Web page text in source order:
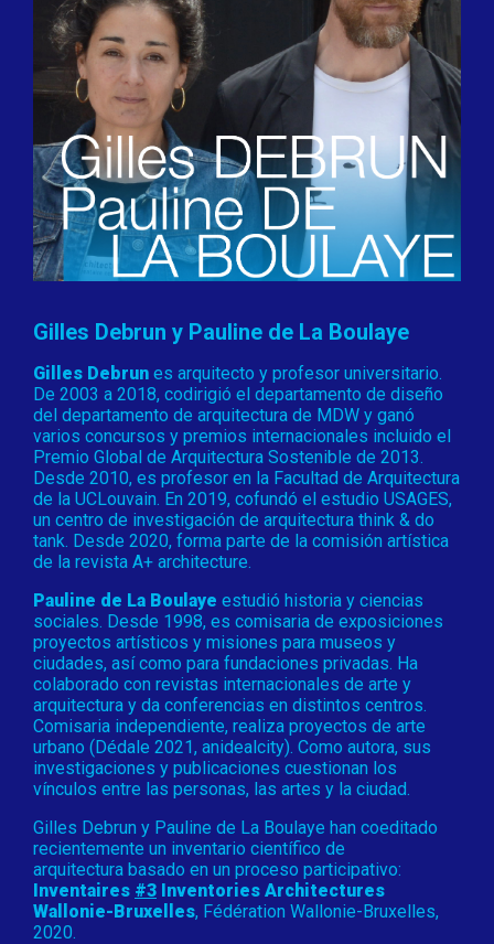
Gilles Debrun y Pauline de La Boulaye
Gilles Debrun es arquitecto y profesor universitario.
De 2003 a 2018, codirigió el departamento de diseño
del departamento de arquitectura de MDW y ganó
varios concursos y premios internacionales incluido el
Premio Global de Arquitectura Sostenible de 2013.
Desde 2010, es profesor en la Facultad de Arquitectura
de la UCLouvain. En 2019, cofundó el estudio USAGES,
un centro de investigación de arquitectura think & do
tank. Desde 2020, forma parte de la comisión artística
de la revista A+ architecture.
Pauline de La Boulaye estudió historia y ciencias
sociales. Desde 1998, es comisaria de exposiciones
proyectos artísticos y misiones para museos y
ciudades, así como para fundaciones privadas. Ha
colaborado con revistas internacionales de arte y
arquitectura y da conferencias en distintos centros.
Comisaria independiente, realiza proyectos de arte
urbano (Dédale 2021, anidealcity). Como autora, sus
investigaciones y publicaciones cuestionan los
vínculos entre las personas, las artes y la ciudad.
Gilles Debrun y Pauline de La Boulaye han coeditado
recientemente un inventario científico de
arquitectura basado en un proceso participativo:
Inventaires #3 Inventories Architectures
Wallonie-Bruxelles, Fédération Wallonie-Bruxelles,
2020.